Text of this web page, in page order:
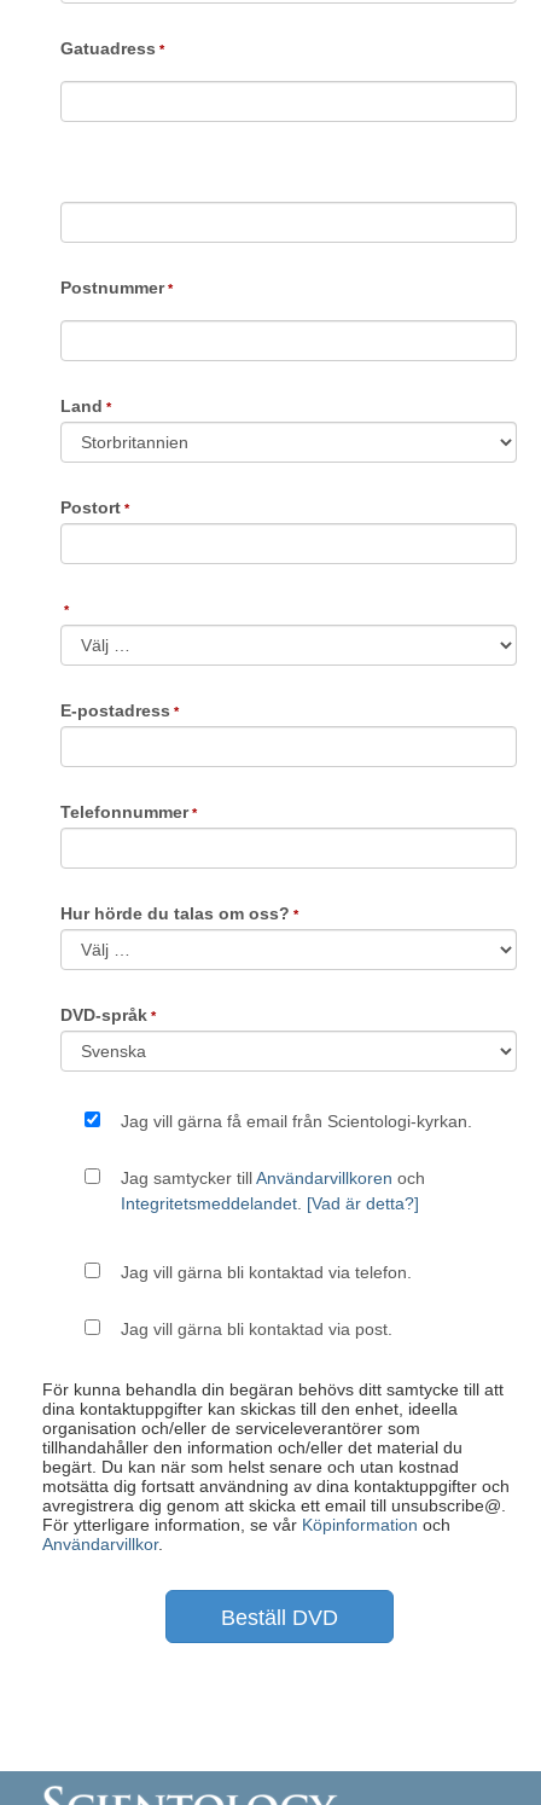
Gatuadress
Postnummer
Land
Postort
E-postadress
Telefonnummer
Hur hörde du talas om oss?
DVD-språk
Jag vill gärna få email från Scientologi-kyrkan.
Jag samtycker tillAnvändarvillkoren och
Integritetsmeddelandet [Vad är detta?]
Jag vill gärna bli kontaktad via telefon.
Jag vill gärna bli kontaktad via post.
För kunna behandla din begäran behövs ditt samtycke till att
dina kontaktuppgifter kan skickas till den enhet, ideella
organisation och/eller de serviceleverantörer som
tillhandahåller den information och/eller det material du
begärt. Du kan när som helst senare och utan kostnad
motsätta dig fortsatt användning av dina kontaktuppgifter och
avregistrera dig genom att skicka ett email till unsubscribe@
För ytterligare information, se vår Köpinformation och
Användarvillkor.
Beställ DVD